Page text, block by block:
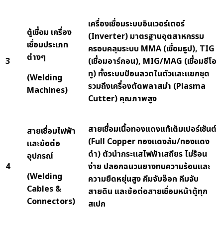
3
ตู้เชื่อม เครื่อง
เชื่อมประเภท
ต่างๆ
(Welding
Machines)
เครื่องเชื่อมระบบอินเวอร์เตอร์
(Inverter) มาตรฐานอุตสาหกรรม
ครอบคลุมระบบ MMA (เชื่อมธูป), TIG
(เชื่อมอาร์กอน), MIG/MAG (เชื่อมซีโอ
ทู) ทั้งระบบป้อนลวดในตัวและแยกชุด
รวมถึงเครื่องตัดพลาสม่า (Plasma
Cutter) คุณภาพสูง
4
สายเชื่อมไฟฟ้า
และข้อต่อ
อุปกรณ์
(Welding
Cables &
Connectors)
สายเชื่อมเนื้อทองแดงแท้เต็มเปอร์เซ็นต์
(Full Copper ทองแดงส้ม/ทองแดง
ดำ) ตัวนำกระแสไฟฟ้าเสถียร ไม่ร้อน
ง่าย ปลอกฉนวนยางทนความร้อนและ
ความยืดหยุ่นสูง คีมจับอ๊อก คีมจับ
สายดิน และข้อต่อสายเชื่อมหน้าตู้ทุก
สเปก